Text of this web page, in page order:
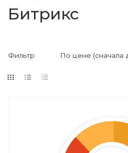
Битрикс
Фильтр По цене (сначала